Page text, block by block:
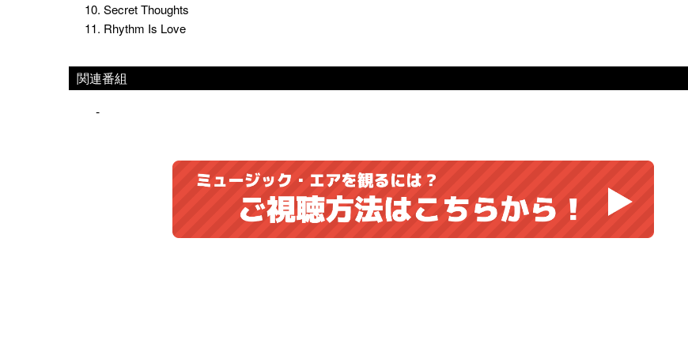
10. Secret Thoughts
11. Rhythm Is Love
関連番組
-